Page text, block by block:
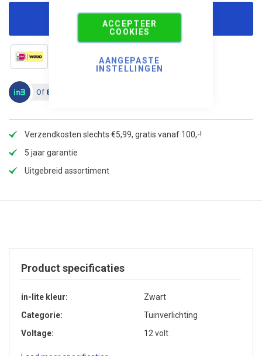
ACCEPTEER
COOKIES
AANGEPASTE
INSTELLINGEN
Korting aanvragen
Of 83,00 in 3 termijnen
Verzendkosten slechts €5,99, gratis vanaf 100,-!
5 jaar garantie
Uitgebreid assortiment
Product specificaties
in-lite kleur
Zwart
Categorie
Tuinverlichting
Voltage
12 volt